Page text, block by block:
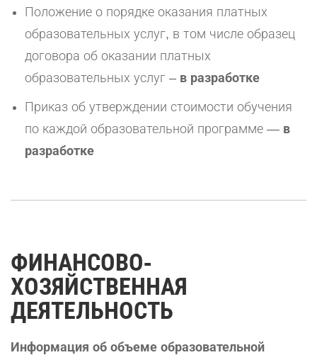
Положение о порядке оказания платных
образовательных услуг, в том числе образец
договора об оказании платных
образовательных услуг – в разработке
Приказ об утверждении стоимости обучения
по каждой образовательной программе — в
разработке
ФИНАНСОВО-
ХОЗЯЙСТВЕННАЯ
ДЕЯТЕЛЬНОСТЬ
Информация об объеме образовательной